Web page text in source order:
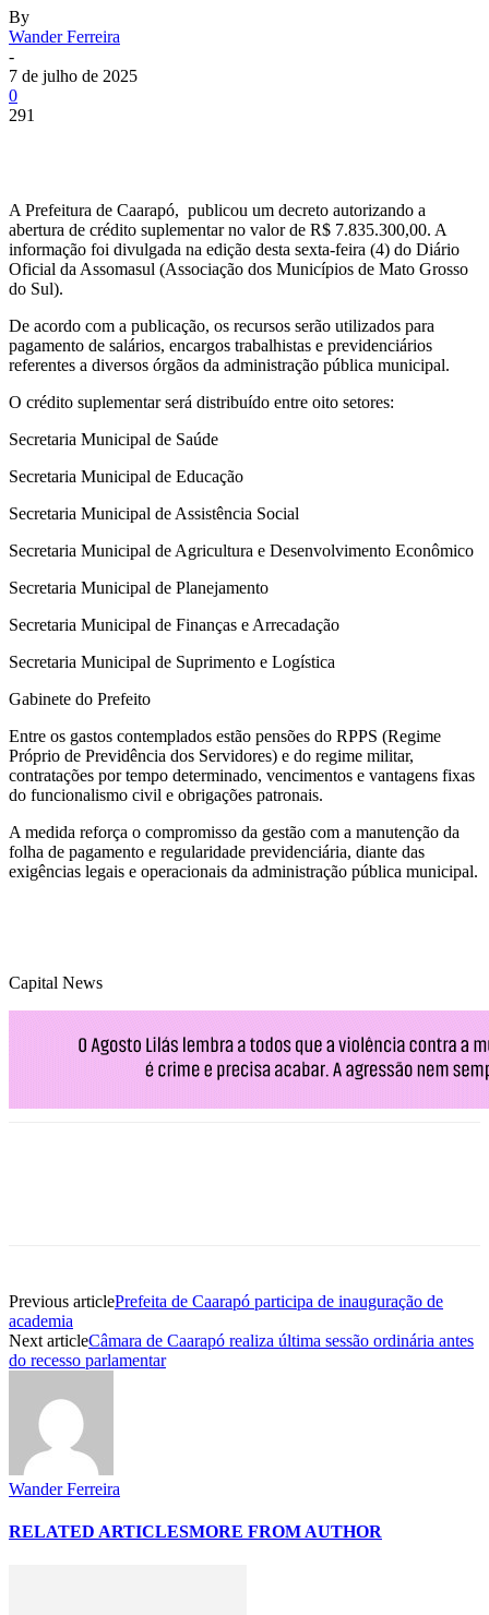
By
Wander Ferreira
-
7 de julho de 2025
0
291
A Prefeitura de Caarapó, publicou um decreto autorizando a
abertura de crédito suplementar no valor de R$ 7.835.300,00. A
informação foi divulgada na edição desta sexta-feira (4) do Diário
Oficial da Assomasul (Associação dos Municípios de Mato Grosso
do Sul).
De acordo com a publicação, os recursos serão utilizados para
pagamento de salários, encargos trabalhistas e previdenciários
referentes a diversos órgãos da administração pública municipal.
O crédito suplementar será distribuído entre oito setores:
Secretaria Municipal de Saúde
Secretaria Municipal de Educação
Secretaria Municipal de Assistência Social
Secretaria Municipal de Agricultura e Desenvolvimento Econômico
Secretaria Municipal de Planejamento
Secretaria Municipal de Finanças e Arrecadação
Secretaria Municipal de Suprimento e Logística
Gabinete do Prefeito
Entre os gastos contemplados estão pensões do RPPS (Regime
Próprio de Previdência dos Servidores) e do regime militar,
contratações por tempo determinado, vencimentos e vantagens fixas
do funcionalismo civil e obrigações patronais.
A medida reforça o compromisso da gestão com a manutenção da
folha de pagamento e regularidade previdenciária, diante das
exigências legais e operacionais da administração pública municipal.
Capital News
Previous articlePrefeita de Caarapó participa de inauguração de
academia
Next articleCâmara de Caarapó realiza última sessão ordinária antes
do recesso parlamentar
Wander Ferreira
RELATED ARTICLESMORE FROM AUTHOR